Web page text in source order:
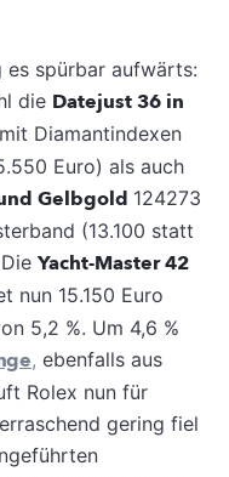
es spürbar aufwärts:
die Datejust 36 in
Diamantindexen
Euro) als auch
Gelbgold 124273
(13.100 statt
Yacht-Master 42
nun 15.150 Euro
5,2 %. Um 4,6 %
, ebenfalls aus
Rolex nun für
gering fiel